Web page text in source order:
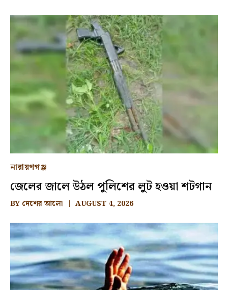
নারায়ণগঞ্জ
জেলের জালে উঠল পুলিশের লুট হওয়া শটগান
BY দেশের আলো AUGUST 4, 2026